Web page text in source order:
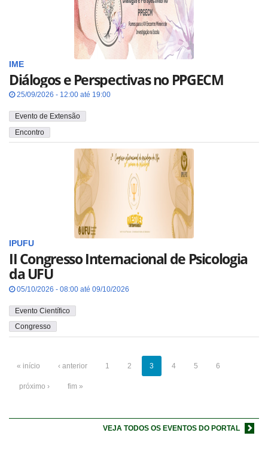
IME
Diálogos e Perspectivas no PPGECM
25/09/2026 - 12:00 até 19:00
Evento de Extensão
Encontro
IPUFU
II Congresso Internacional de Psicologia
da UFU
05/10/2026 - 08:00 até 09/10/2026
Evento Científico
Congresso
« início ‹ anterior 1 2 3 4 5 6
próximo › fim »
VEJA TODOS OS EVENTOS DO PORTAL